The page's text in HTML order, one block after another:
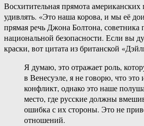
Восхитительная прямота американских
удивлять. «Это наша корова, и мы её
прямая речь Джона Болтона,
национальной безопасности. Если вы
краски, вот цитата из британской
Я думаю, это отражает роль,
в Венесуэле, я не говорю, что это
конфликт, однако это наше
место, где русские должны
ошибка с их стороны. Это не
отношений.